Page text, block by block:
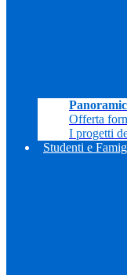
Offerta
I progetti
Studenti e